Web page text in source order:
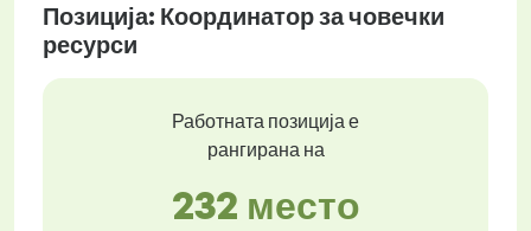
Позиција: Координатор за човечки
ресурси
Работната позиција е
рангирана на
232 место